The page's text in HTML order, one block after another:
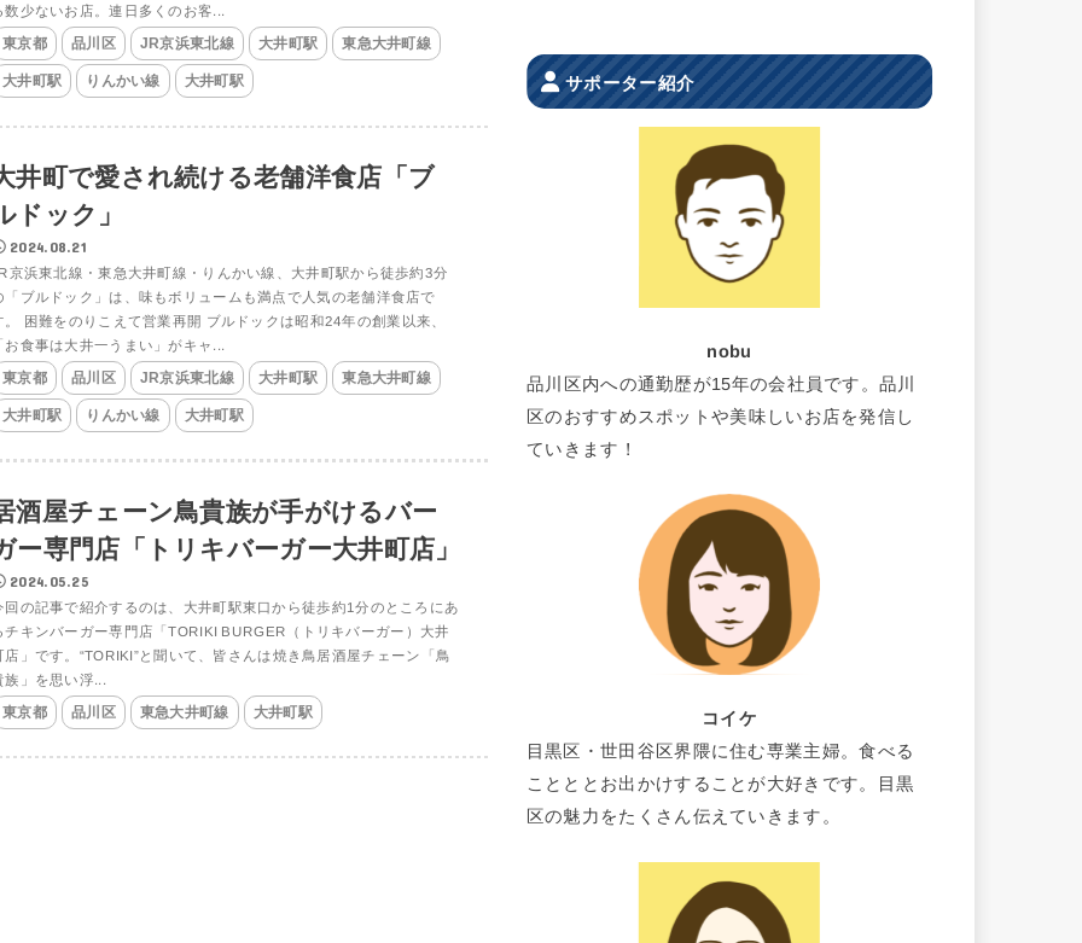
数少ないお店。連日多くのお客...
東京都 品川区 JR京浜東北線 大井町駅 東急大井町線
大井町駅 りんかい線 大井町駅
井町で愛され続ける老舗洋食店「ブ
ドック」
2024.08.21
京浜東北線・東急大井町線・りんかい線、大井町駅から徒歩約3分
「ブルドック」は、味もボリュームも満点で人気の老舗洋食店で
。 困難をのりこえて営業再開 ブルドックは昭和24年の創業以来、
お食事は大井一うまい」がキャ...
東京都 品川区 JR京浜東北線 大井町駅 東急大井町線
大井町駅 りんかい線 大井町駅
酒屋チェーン鳥貴族が手がけるバー
ー専門店「トリキバーガー大井町店」
2024.05.25
回の記事で紹介するのは、大井町駅東口から徒歩約1分のところにあ
チキンバーガー専門店「TORIKI BURGER（トリキバーガー）大井
店」です。“TORIKI”と聞いて、皆さんは焼き鳥居酒屋チェーン「鳥
族」を思い浮...
東京都 品川区 東急大井町線 大井町駅
サポーター紹介
nobu
品川区内への通勤歴が15年の会社員です。品川
区のおすすめスポットや美味しいお店を発信し
ていきます！
コイケ
目黒区・世田谷区界隈に住む専業主婦。食べる
ことととお出かけすることが大好きです。目黒
区の魅力をたくさん伝えていきます。